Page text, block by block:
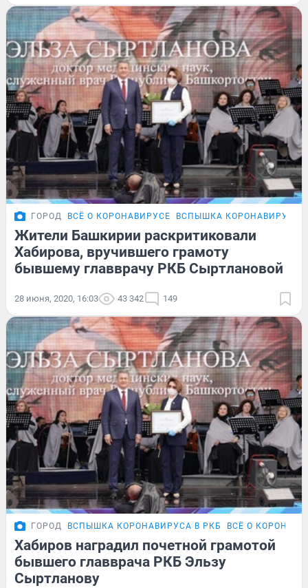
ГОРОД ВСЁ О КОРОНАВИРУСЕ ВСПЫШКА КОРОНАВИРУСА
Жители Башкирии раскритиковали
Хабирова, вручившего грамоту
бывшему главврачу РКБ Сыртлановой
28 июня, 2020, 16:03 43 342 149
ГОРОД ВСПЫШКА КОРОНАВИРУСА В РКБ ВСЁ О
Хабиров наградил почетной грамотой
бывшего главврача РКБ Эльзу
Сыртланову